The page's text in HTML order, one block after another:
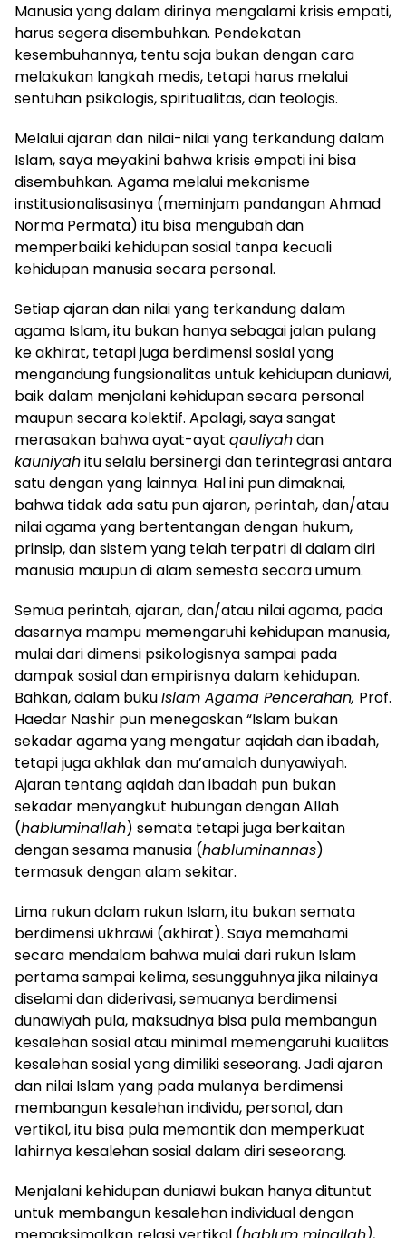
Manusia yang dalam dirinya mengalami krisis empati,
harus segera disembuhkan. Pendekatan
kesembuhannya, tentu saja bukan dengan cara
melakukan langkah medis, tetapi harus melalui
sentuhan psikologis, spiritualitas, dan teologis.
Melalui ajaran dan nilai-nilai yang terkandung dalam
Islam, saya meyakini bahwa krisis empati ini bisa
disembuhkan. Agama melalui mekanisme
institusionalisasinya (meminjam pandangan Ahmad
Norma Permata) itu bisa mengubah dan
memperbaiki kehidupan sosial tanpa kecuali
kehidupan manusia secara personal.
Setiap ajaran dan nilai yang terkandung dalam
agama Islam, itu bukan hanya sebagai jalan pulang
ke akhirat, tetapi juga berdimensi sosial yang
mengandung fungsionalitas untuk kehidupan duniawi,
baik dalam menjalani kehidupan secara personal
maupun secara kolektif. Apalagi, saya sangat
merasakan bahwa ayat-ayat qauliyahdan
kauniyahitu selalu bersinergi dan terintegrasi antara
satu dengan yang lainnya. Hal ini pun dimaknai,
bahwa tidak ada satu pun ajaran, perintah, dan/atau
nilai agama yang bertentangan dengan hukum,
prinsip, dan sistem yang telah terpatri di dalam diri
manusia maupun di alam semesta secara umum.
Semua perintah, ajaran, dan/atau nilai agama, pada
dasarnya mampu memengaruhi kehidupan manusia,
mulai dari dimensi psikologisnya sampai pada
dampak sosial dan empirisnya dalam kehidupan.
Bahkan, dalam bukuIslam Agama Pencerahan, Prof.
Haedar Nashir pun menegaskan “Islam bukan
sekadar agama yang mengatur aqidah dan ibadah,
tetapi juga akhlak dan mu’amalah dunyawiyah.
Ajaran tentang aqidah dan ibadah pun bukan
sekadar menyangkut hubungan dengan Allah
(habluminallah) semata tetapi juga berkaitan
dengan sesama manusia (habluminannas)
termasuk dengan alam sekitar.
Lima rukun dalam rukun Islam, itu bukan semata
berdimensi ukhrawi (akhirat). Saya memahami
secara mendalam bahwa mulai dari rukun Islam
pertama sampai kelima, sesungguhnya jika nilainya
diselami dan diderivasi, semuanya berdimensi
dunawiyah pula, maksudnya bisa pula membangun
kesalehan sosial atau minimal memengaruhi kualitas
kesalehan sosial yang dimiliki seseorang. Jadi ajaran
dan nilai Islam yang pada mulanya berdimensi
membangun kesalehan individu, personal, dan
vertikal, itu bisa pula memantik dan memperkuat
lahirnya kesalehan sosial dalam diri seseorang.
Menjalani kehidupan duniawi bukan hanya dituntut
untuk membangun kesalehan individual dengan